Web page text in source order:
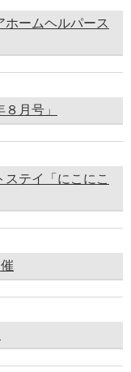
ームヘルパース
月号」
テイ「にこにこ